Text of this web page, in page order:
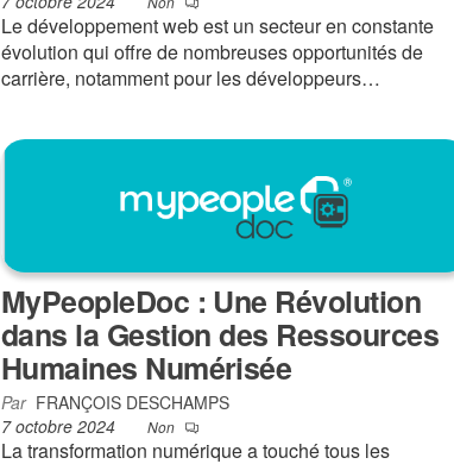
Le développement web est un secteur en constante
évolution qui offre de nombreuses opportunités de
carrière, notamment pour les développeurs…
MyPeopleDoc : Une Révolution
dans la Gestion des Ressources
Humaines Numérisée
Par FRANÇOIS DESCHAMPS
7 octobre 2024
Non
La transformation numérique a touché tous les